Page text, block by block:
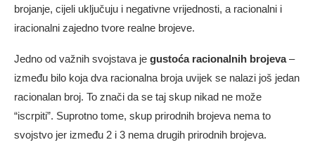
brojanje, cijeli uključuju i negativne vrijednosti, a racionalni i
iracionalni zajedno tvore realne brojeve.
Jedno od važnih svojstava je gustoća racionalnih brojeva–
između bilo koja dva racionalna broja uvijek se nalazi još jedan
racionalan broj. To znači da se taj skup nikad ne može
“iscrpiti”. Suprotno tome, skup prirodnih brojeva nema to
svojstvo jer između 2 i 3 nema drugih prirodnih brojeva.